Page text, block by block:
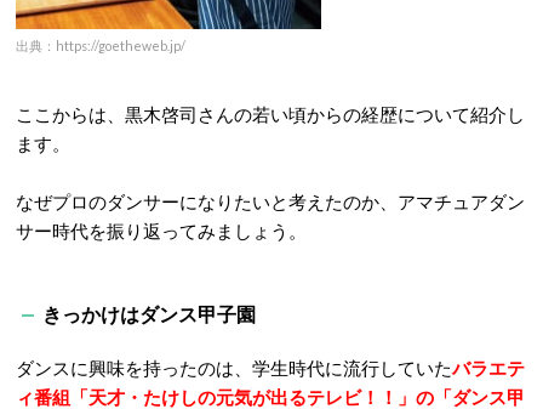
出典：https://goetheweb.jp/
ここからは、黒木啓司さんの若い頃からの経歴について紹介し
ます。
なぜプロのダンサーになりたいと考えたのか、アマチュアダン
サー時代を振り返ってみましょう。
きっかけはダンス甲子園
ダンスに興味を持ったのは、学生時代に流行していたバラエテ
ィ番組「天才・たけしの元気が出るテレビ！！」の「ダンス甲